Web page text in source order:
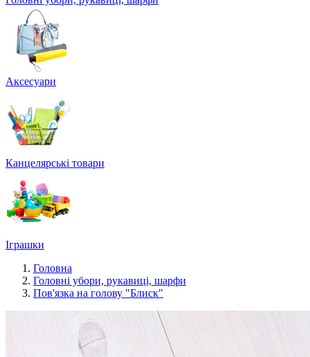
Аксесуари
Канцелярські товари
Іграшки
Головна
Головні убори, рукавиці, шарфи
Пов'язка на голову "Блиск"